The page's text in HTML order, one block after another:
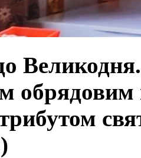
обрядовим